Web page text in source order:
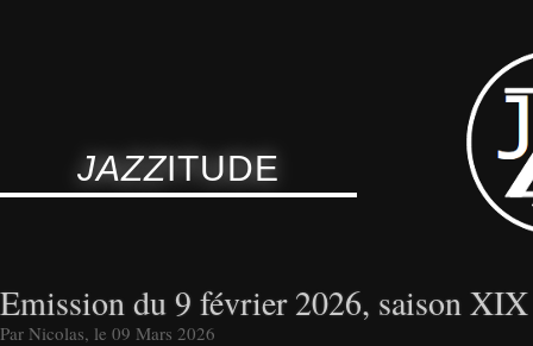
JAZZITUDE
Emission du 9 février 2026, saison
Par Nicolas, le 09 Mars 2026